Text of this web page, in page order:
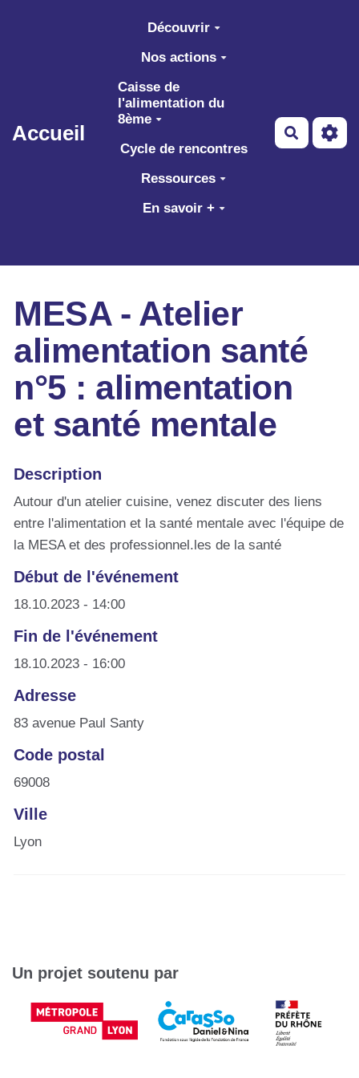
Aller au contenu principal
Accueil
Découvrir
Nos actions
Caisse de
l'alimentation du
8ème
Cycle de rencontres
Ressources
En savoir +
MESA - Atelier
alimentation santé
n°5 : alimentation
et santé mentale
Description
Autour d'un atelier cuisine, venez discuter des liens
entre l'alimentation et la santé mentale avec l'équipe de
la MESA et des professionnel.les de la santé
Début de l'événement
18.10.2023 - 14:00
Fin de l'événement
18.10.2023 - 16:00
Adresse
83 avenue Paul Santy
Code postal
69008
Ville
Lyon
Un projet soutenu par